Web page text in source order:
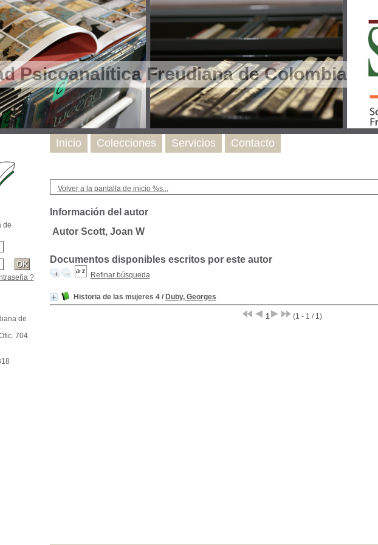
Psicoanalítica Freudiana de Colombia
Volver a la pantalla de inicio %s...
Información del autor
Autor Scott, Joan W
Documentos disponibles escritos por este autor
Refinar búsqueda
Historia de las mujeres 4/ Duby, Georges
1 (1 - 1 / 1)
Inicio Colecciones Servicios Contacto
de
?
de
704